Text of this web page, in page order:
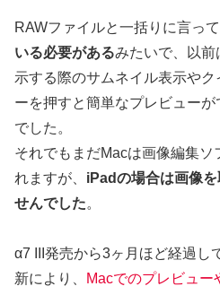
RAWファイルと一括りに言っ
いる必要があるみたいで、以前
示する際のサムネイル表示や
ーを押すと簡単なプレビュー
でした。
それでもまだMacは画像編集ソ
れますが、 iPadの場合は画像
せんでした。
α7 III発売から3ヶ月ほど経過し
新により、
Macでのプレビュー